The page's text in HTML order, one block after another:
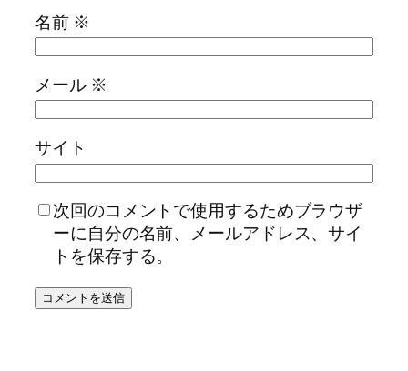
名前 ※
メール ※
サイト
次回のコメントで使用するためブラウザ
ーに自分の名前、メールアドレス、サイ
トを保存する。